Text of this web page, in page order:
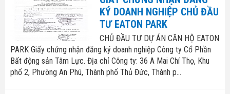
KÝ DOANH NGHIỆP CHỦ ĐẦU
TƯ EATON PARK
CHỦ ĐẦU TƯ DỰ ÁN CĂN HỘ EATON
PARK Giấy chứng nhận đăng ký doanh nghiệp Công ty Cổ Phần
Bất động sản Tâm Lực. Địa chỉ Công ty: 36 A Mai Chí Thọ, Khu
phố 2, Phường An Phú, Thành phố Thủ Đức, Thành p...